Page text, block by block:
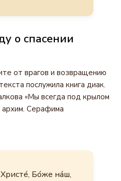
о спасении
от врагов и возвращению
послужила книга диак.
«Мы всегда под крылом
Серафима
Бо́же на́ш,